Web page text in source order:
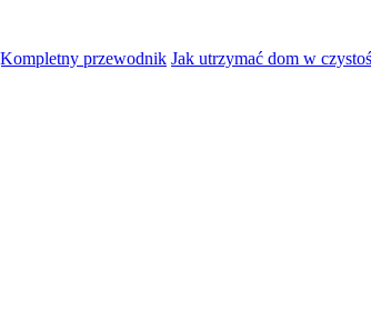
przewodnik Jak utrzymać dom w